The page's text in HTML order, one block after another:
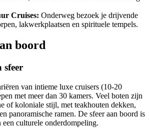
Cruises: Onderweg bezoek je drijvende
lakwerkplaatsen en spirituele tempels.
boord
sfeer
van intieme luxe cruisers (10-20
met meer dan 30 kamers. Veel boten zijn
of koloniale stijl, met teakhouten dekken,
panoramische ramen. De sfeer aan boord is
een culturele onderdompeling.